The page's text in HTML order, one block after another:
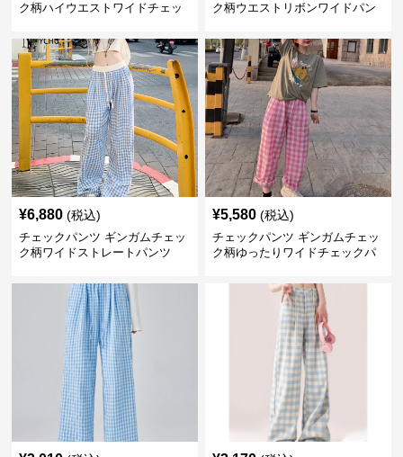
ク柄ハイウエストワイドチェッ
ク柄ウエストリボンワイドパン
¥6,880 (税込)
チェックパンツ ギンガムチェッ
ク柄ワイドストレートパンツ
¥5,580 (税込)
チェックパンツ ギンガムチェッ
ク柄ゆったりワイドチェックパ